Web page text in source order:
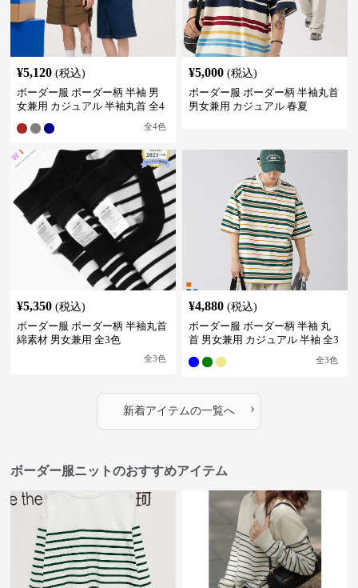
¥5,120 (税込)
ボーダー服 ボーダー柄 半袖 男
女兼用 カジュアル 半袖丸首 全4
全4色
¥5,000 (税込)
ボーダー服 ボーダー柄 半袖丸首
男女兼用 カジュアル 春夏
¥5,350 (税込)
ボーダー服 ボーダー柄 半袖丸首
綿素材 男女兼用 全3色
全3色
¥4,880 (税込)
ボーダー服 ボーダー柄 半袖 丸
首 男女兼用 カジュアル 半袖 全3
全3色
新着アイテムの一覧へ ›
ボーダー服ニットのおすすめアイテム